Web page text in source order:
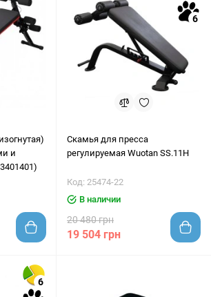
и
6
Скамья для пресса
регулируемая Wuotan SS.11H
Код: 25474-22
В наличии
20 480 грн
19 504 грн
6